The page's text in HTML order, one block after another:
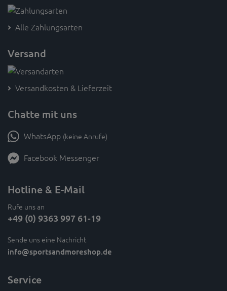
Alle Zahlungsarten
Versand
Versandkosten & Lieferzeit
Chatte mit uns
WhatsApp (keine Anrufe)
Facebook Messenger
Hotline & E-Mail
Rufe uns an
+49 (0) 9363 997 61-19
Sende uns eine Nachricht
info@sportsandmoreshop.de
Service